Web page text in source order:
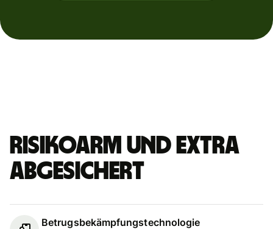
Risikoarm und extra
abgesichert
Betrugsbekämpfungstechnologie